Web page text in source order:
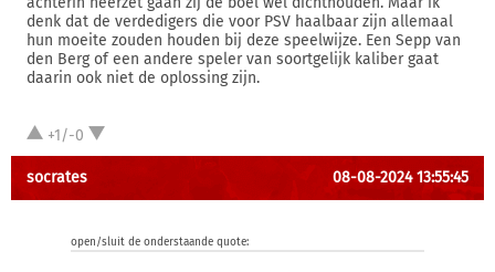
denk dat de verdedigers die voor PSV haalbaar zijn allemaal
hun moeite zouden houden bij deze speelwijze. Een Sepp van
den Berg of een andere speler van soortgelijk kaliber gaat
daarin ook niet de oplossing zijn.
+1/-0
socrates 08-08-2024 13:55:45
open/sluit de onderstaande quote: